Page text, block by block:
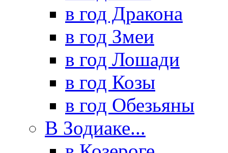
в год Дракона
в год Змеи
в год Лошади
в год Козы
в год Обезьяны
В Зодиаке...